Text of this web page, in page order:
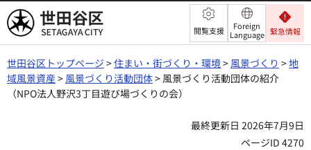
世田谷区 閲覧支援
Foreign
Language 緊急情報
世田谷区トップページ >住まい・街づくり・環境> 風景づくり >地
域風景資産> 風景づくり活動団体> 風景づくり活動団体の紹介
（NPO法人野沢3丁目遊び場づくりの会）
最終更新日 2026年7月9日
ページID 4270